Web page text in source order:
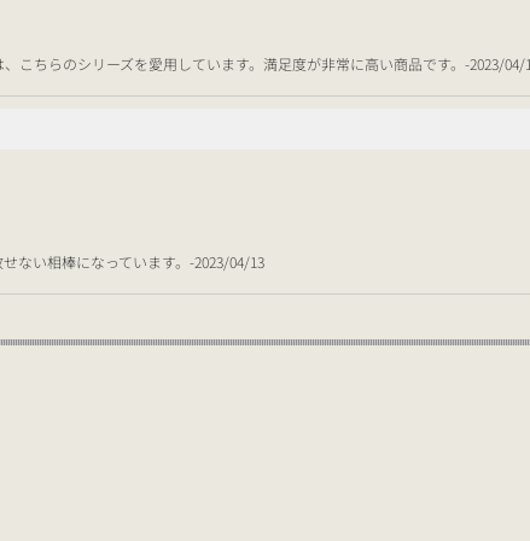
こちらのシリーズを愛用しています。満足度が非常に高い商品です。-2023/04/
ない相棒になっています。-2023/04/13